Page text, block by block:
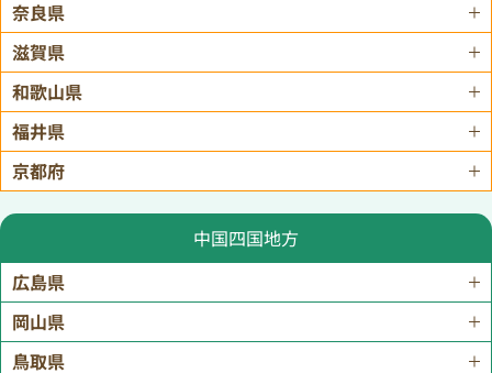
奈良県
滋賀県
和歌山県
福井県
京都府
中国四国地方
広島県
岡山県
鳥取県